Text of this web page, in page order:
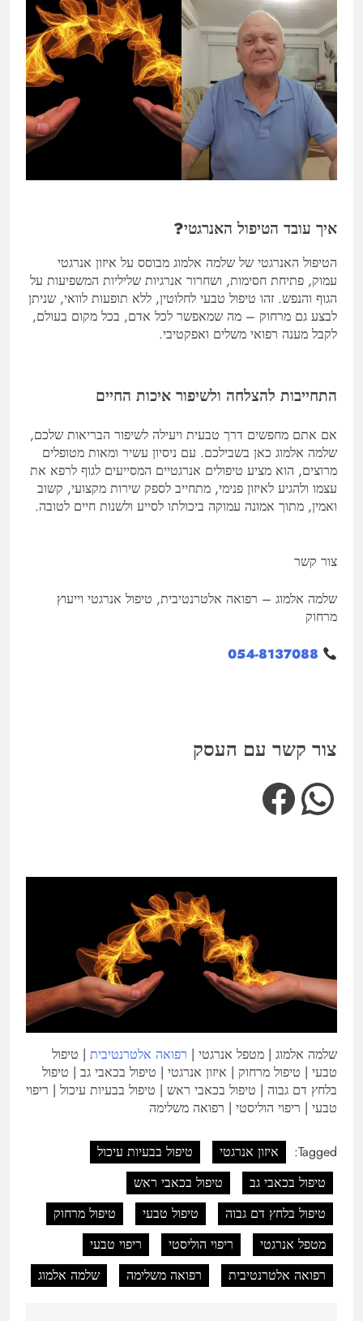
איך עובד הטיפול האנרגטי?
הטיפול האנרגטי של שלמה אלמוג מבוסס על איזון אנרגטי
עמוק, פתיחת חסימות, ושחרור אנרגיות שליליות המשפיעות על
הגוף והנפש. זהו טיפול טבעי לחלוטין, ללא תופעות לוואי, שניתן
לבצע גם מרחוק – מה שמאפשר לכל אדם, בכל מקום בעולם,
לקבל מענה רפואי משלים ואפקטיבי.
התחייבות להצלחה ולשיפור איכות החיים
אם אתם מחפשים דרך טבעית ויעילה לשיפור הבריאות שלכם,
שלמה אלמוג כאן בשבילכם. עם ניסיון עשיר ומאות מטופלים
מרוצים, הוא מציע טיפולים אנרגטיים המסייעים לגוף לרפא את
עצמו ולהגיע לאיזון פנימי, מתחייב לספק שירות מקצועי, קשוב
ואמין, מתוך אמונה עמוקה ביכולתו לסייע ולשנות חיים לטובה.
צור קשר
שלמה אלמוג – רפואה אלטרנטיבית, טיפול אנרגטי וייעוץ
מרחוק
054-8137088
צור קשר עם העסק
WhatsApp
Facebook
שלמה אלמוג | מטפל אנרגטי | רפואה אלטרנטיבית | טיפול
טבעי | טיפול מרחוק | איזון אנרגטי | טיפול בכאבי גב | טיפול
בלחץ דם גבוה | טיפול בכאבי ראש | טיפול בבעיות עיכול | ריפוי
טבעי | ריפוי הוליסטי | רפואה משלימה
Tagged: איזון אנרגטי
טיפול בבעיות עיכול
טיפול בכאבי גב
טיפול בכאבי ראש
טיפול בלחץ דם גבוה
טיפול טבעי
טיפול מרחוק
מטפל אנרגטי
ריפוי הוליסטי
ריפוי טבעי
רפואה אלטרנטיבית
רפואה משלימה שלמה אלמוג